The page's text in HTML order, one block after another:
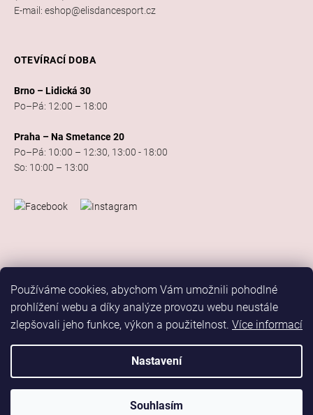
Používáme cookies, abychom Vám umožnili pohodlné
prohlížení webu a díky analýze provozu webu neustále
zlepšovali jeho funkce, výkon a použitelnost. Více informací
Nastavení
Souhlasím
E-mail: eshop@elisdancesport.cz
OTEVÍRACÍ DOBA
Brno – Lidická 30
Po–Pá: 12:00 – 18:00
Praha – Na Smetance 20
Po–Pá: 10:00 – 12:30, 13:00 - 18:00
So: 10:00 – 13:00
Vytvořil Shoptet
Elis Dance Sport . Všechna práva vyhrazena.
Upravit nastavení cookiesMarketing